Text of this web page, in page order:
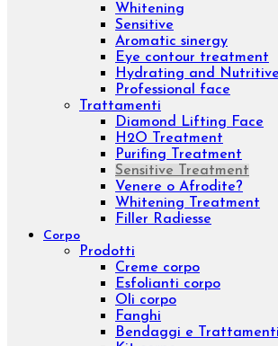
Marketplace
Ristorazione
Prodotti
Creme viso
Contorno occhi
Sieri viso
Lozioni viso
Detergenti viso
Maschere
Esfolianti viso
Oli essenziali
Concentrati viso
Kit viso
Linee
Inibhit
Elisir shock